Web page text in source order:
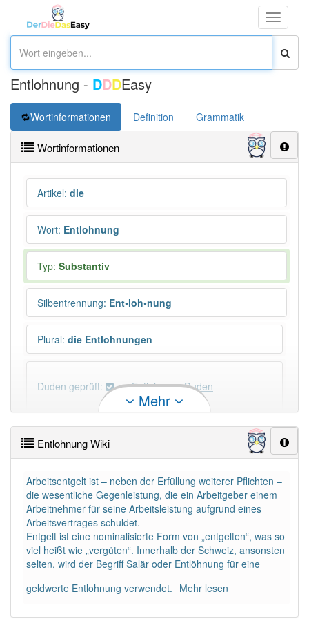
Toggle
Entlohnung - DDDEasy
Wortinformationen Definition Grammatik
Wortinformationen
Artikel: die
Wort: Entlohnung
Typ: Substantiv
Silbentrennung: Ent•loh•nung
Plural: die Entlohnungen
Duden geprüft: Entlohnung Duden
×
Wörter, die mit "-ung" enden, haben fast immer
DER:127Ausnahmen
DIE:11 043
DAS:2Ausnahmen Beispiele
Mehr
Entlohnung Wiki
Arbeitsentgelt ist – neben der Erfüllung weiterer Pflichten –
die wesentliche Gegenleistung, die ein Arbeitgeber einem
Arbeitnehmer für seine Arbeitsleistung aufgrund eines
Arbeitsvertrages schuldet.
Entgelt ist eine nominalisierte Form von „entgelten“, was so
viel heißt wie „vergüten“. Innerhalb der Schweiz, ansonsten
selten, wird der Begriff Salär oder Entlöhnung für eine
geldwerte Entlohnung verwendet. Mehr lesen